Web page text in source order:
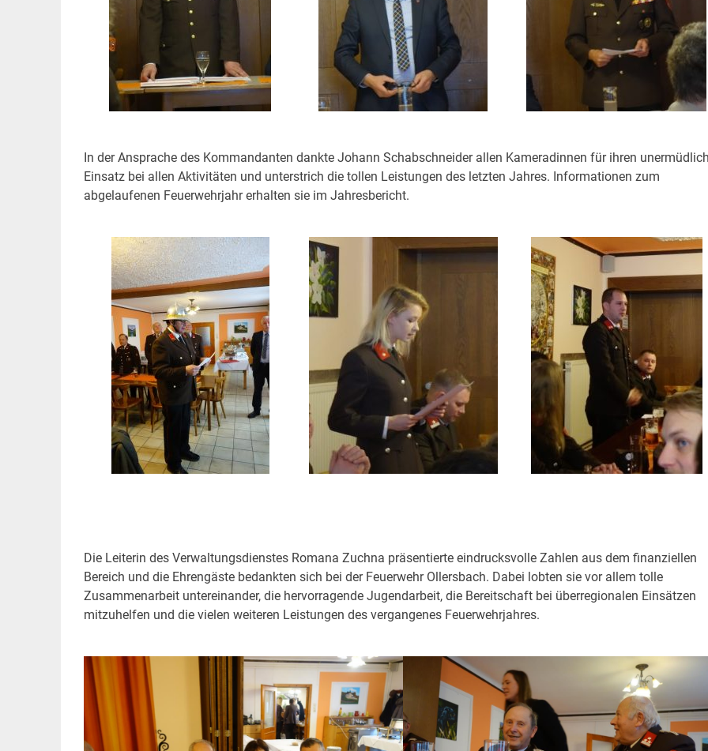
In der Ansprache des Kommandanten dankte Johann Schabschneider allen Kameradinnen für ihren
Einsatz bei allen Aktivitäten und unterstrich die tollen Leistungen des letzten Jahres. Informationen zum
abgelaufenen Feuerwehrjahr erhalten sie im Jahresbericht.
Die Leiterin des Verwaltungsdienstes Romana Zuchna präsentierte eindrucksvolle Zahlen aus dem finanziellen
Bereich und die Ehrengäste bedankten sich bei der Feuerwehr Ollersbach. Dabei lobten sie vor allem tolle
Zusammenarbeit untereinander, die hervorragende Jugendarbeit, die Bereitschaft bei überregionalen Einsätzen
mitzuhelfen und die vielen weiteren Leistungen des vergangenes Feuerwehrjahres.